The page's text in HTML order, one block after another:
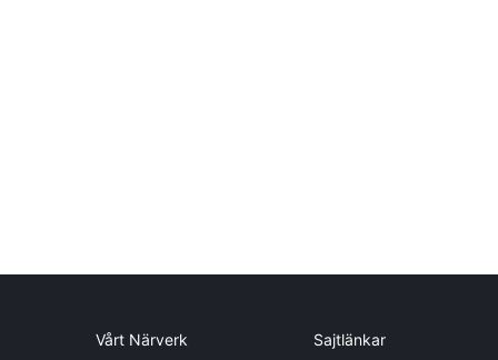
Vårt Närverk Sajtlänkar